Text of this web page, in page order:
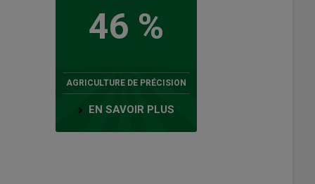
46 %
AGRICULTURE DE PRÉCISION
EN SAVOIR PLUS